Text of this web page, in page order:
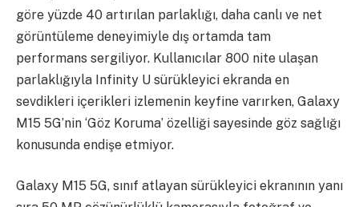
göre yüzde 40 artırılan parlaklığı, daha canlı ve net
görüntüleme deneyimiyle dış ortamda tam
performans sergiliyor. Kullanıcılar 800 nite ulaşan
parlaklığıyla Infinity U sürükleyici ekranda en
sevdikleri içerikleri izlemenin keyfine varırken, Galaxy
M15 5G’nin ‘Göz Koruma’ özelliği sayesinde göz sağlığı
konusunda endişe etmiyor.
Galaxy M15 5G, sınıf atlayan sürükleyici ekranının yanı